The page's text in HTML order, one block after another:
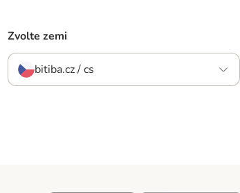
Zvolte zemi
bitiba.cz / cs